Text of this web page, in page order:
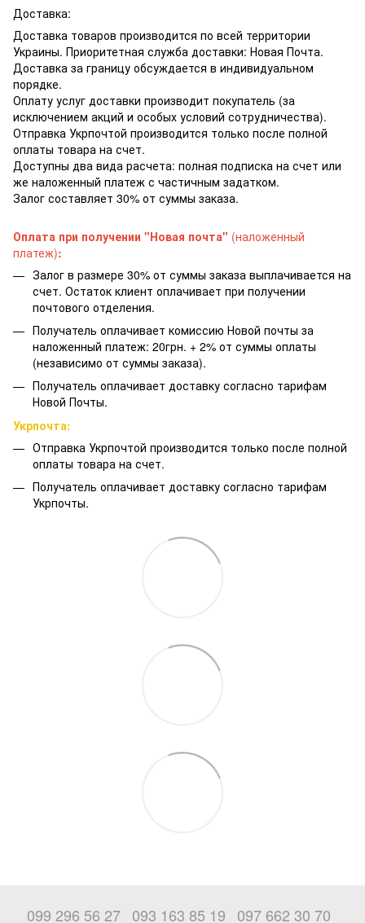
Доставка:
Доставка товаров производится по всей территории
Украины. Приоритетная служба доставки: Новая Почта.
Доставка за границу обсуждается в индивидуальном
порядке.
Оплату услуг доставки производит покупатель (за
исключением акций и особых условий сотрудничества).
Отправка Укрпочтой производится только после полной
оплаты товара на счет.
Доступны два вида расчета: полная подписка на счет или
же наложенный платеж с частичным задатком.
Залог составляет 30% от суммы заказа.
Оплата при получении "Новая почта" (наложенный
платеж):
Залог в размере 30% от суммы заказа выплачивается на
счет. Остаток клиент оплачивает при получении
почтового отделения.
Получатель оплачивает комиссию Новой почты за
наложенный платеж: 20грн. + 2% от суммы оплаты
(независимо от суммы заказа).
Получатель оплачивает доставку согласно тарифам
Новой Почты.
Укрпочта:
Отправка Укрпочтой производится только после полной
оплаты товара на счет.
Получатель оплачивает доставку согласно тарифам
Укрпочты.
099 296 56 27 093 163 85 19 097 662 30 70